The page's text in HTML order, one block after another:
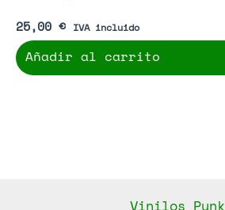
25,00 € IVA incluido
Añadir al carrito
Vinilos Punk